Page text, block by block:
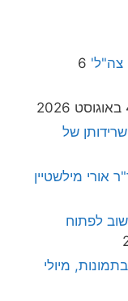
צה"ל' 6
של
אורי מילשטיין
לפתוח
מיולי